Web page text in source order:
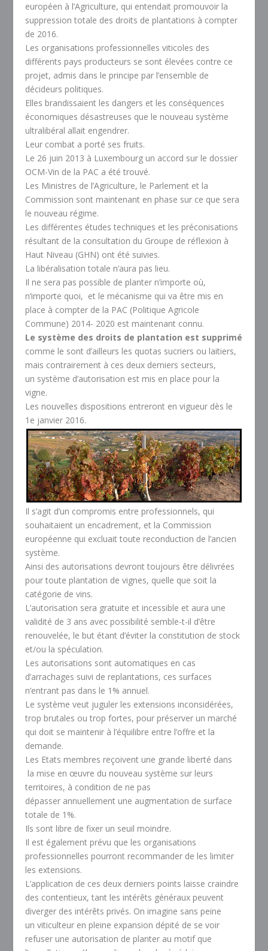
européen à l’Agriculture, qui entendait promouvoir la
suppression totale des droits de plantations à compter
de 2016.
Les organisations professionnelles viticoles des
différents pays producteurs se sont élevées contre ce
projet, admis dans le principe par l’ensemble de
décideurs politiques.
Elles brandissaient les dangers et les conséquences
économiques désastreuses que le nouveau système
ultralibéral allait engendrer.
Leur combat a porté ses fruits.
Le 26 juin 2013 à Luxembourg un accord sur le dossier
OCM-Vin de la PAC a été trouvé.
Les Ministres de l’Agriculture, le Parlement et la
Commission sont maintenant en phase sur ce que sera
le nouveau régime.
Les différentes études techniques et les préconisations
résultant de la consultation du Groupe de réflexion à
Haut Niveau (GHN) ont été suivies.
La libéralisation totale n’aura pas lieu.
Il ne sera pas possible de planter n’importe où,
n’importe quoi, et le mécanisme qui va être mis en
place à compter de la PAC (Politique Agricole
Commune) 2014- 2020 est maintenant connu.
Le système des droits de plantation est supprimé
comme le sont d’ailleurs les quotas sucriers ou laitiers,
mais contrairement à ces deux derniers secteurs,
un système d’autorisation est mis en place pour la
vigne.
Les nouvelles dispositions entreront en vigueur dès le
1e janvier 2016.
Il s’agit d’un compromis entre professionnels, qui
souhaitaient un encadrement, et la Commission
européenne qui excluait toute reconduction de l’ancien
système.
Ainsi des autorisations devront toujours être délivrées
pour toute plantation de vignes, quelle que soit la
catégorie de vins.
L’autorisation sera gratuite et incessible et aura une
validité de 3 ans avec possibilité semble-t-il d’être
renouvelée, le but étant d’éviter la constitution de stock
et/ou la spéculation.
Les autorisations sont automatiques en cas
d’arrachages suivi de replantations, ces surfaces
n’entrant pas dans le 1% annuel.
Le système veut juguler les extensions inconsidérées,
trop brutales ou trop fortes, pour préserver un marché
qui doit se maintenir à l’équilibre entre l’offre et la
demande.
Les Etats membres reçoivent une grande liberté dans
la mise en œuvre du nouveau système sur leurs
territoires, à condition de ne pas
dépasser annuellement une augmentation de surface
totale de 1%.
Ils sont libre de fixer un seuil moindre.
Il est également prévu que les organisations
professionnelles pourront recommander de les limiter
les extensions.
L’application de ces deux derniers points laisse craindre
des contentieux, tant les intérêts généraux peuvent
diverger des intérêts privés. On imagine sans peine
un viticulteur en pleine expansion dépité de se voir
refuser une autorisation de planter au motif que